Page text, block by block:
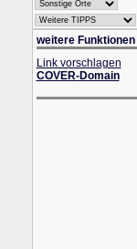
weitere Funktionen
Link vorschlagen
COVER-Domain